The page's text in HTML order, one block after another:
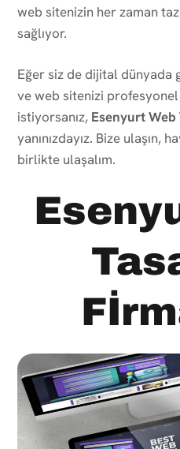
web sitenizin her zaman
sağlıyor.
Eğer siz de dijital dünyada
ve web sitenizi
istiyorsanız, Esenyurt Web
yanınızdayız. Bize ulaşın,
birlikte ulaşalım.